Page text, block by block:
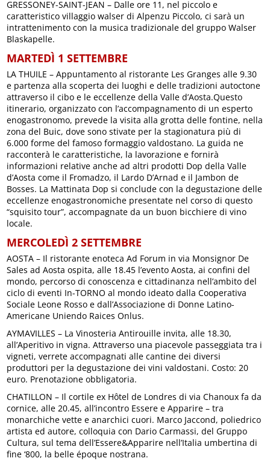
GRESSONEY-SAINT-JEAN – Dalle ore 11, nel piccolo e
caratteristico villaggio walser di Alpenzu Piccolo, ci sarà un
intrattenimento con la musica tradizionale del gruppo Walser
Blaskapelle.
MARTEDÌ 1 SETTEMBRE
LA THUILE – Appuntamento al ristorante Les Granges alle 9.30
e partenza alla scoperta dei luoghi e delle tradizioni autoctone
attraverso il cibo e le eccellenze della Valle d’Aosta.Questo
itinerario, organizzato con l’accompagnamento di un esperto
enogastronomo, prevede la visita alla grotta delle fontine, nella
zona del Buic, dove sono stivate per la stagionatura più di
6.000 forme del famoso formaggio valdostano. La guida ne
racconterà le caratteristiche, la lavorazione e fornirà
informazioni relative anche ad altri prodotti Dop della Valle
d’Aosta come il Fromadzo, il Lardo D’Arnad e il Jambon de
Bosses. La Mattinata Dop si conclude con la degustazione delle
eccellenze enogastronomiche presentate nel corso di questo
“squisito tour”, accompagnate da un buon bicchiere di vino
locale.
MERCOLEDÌ 2 SETTEMBRE
AOSTA – Il ristorante enoteca Ad Forum in via Monsignor De
Sales ad Aosta ospita, alle 18.45 l’evento Aosta, ai confini del
mondo, percorso di conoscenza e cittadinanza nell’ambito del
ciclo di eventi In-TORNO al mondo ideato dalla Cooperativa
Sociale Leone Rosso e dall’Associazione di Donne Latino-
Americane Uniendo Raices Onlus.
AYMAVILLES – La Vinosteria Antirouille invita, alle 18.30,
all’Aperitivo in vigna. Attraverso una piacevole passeggiata tra i
vigneti, verrete accompagnati alle cantine dei diversi
produttori per la degustazione dei vini valdostani. Costo: 20
euro. Prenotazione obbligatoria.
CHATILLON – Il cortile ex Hôtel de Londres di via Chanoux fa da
cornice, alle 20.45, all’incontro Essere e Apparire – tra
monarchiche vette e anarchici cuori. Marco Jaccond, poliedrico
artista ed autore, colloquia con Dario Carmassi, del Gruppo
Cultura, sul tema dell’Essere&Apparire nell’Italia umbertina di
fine ‘800, la belle époque nostrana.